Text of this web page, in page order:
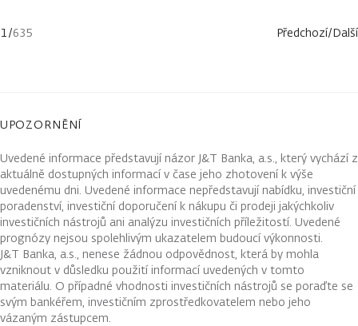
1/635 Předchozí/Další
UPOZORNĚNÍ
Uvedené informace představují názor J&T Banka, a.s., který vychází z
aktuálně dostupných informací v čase jeho zhotovení k výše
uvedenému dni. Uvedené informace nepředstavují nabídku, investiční
poradenství, investiční doporučení k nákupu či prodeji jakýchkoliv
investičních nástrojů ani analýzu investičních příležitostí. Uvedené
prognózy nejsou spolehlivým ukazatelem budoucí výkonnosti.
J&T Banka, a.s., nenese žádnou odpovědnost, která by mohla
vzniknout v důsledku použití informací uvedených v tomto
materiálu. O případné vhodnosti investičních nástrojů se poraďte se
svým bankéřem, investičním zprostředkovatelem nebo jeho
vázaným zástupcem.